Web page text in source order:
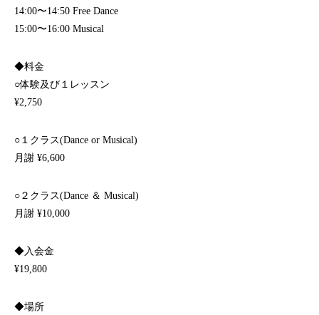
14:00〜14:50 Free Dance
15:00〜16:00 Musical
◆料金
○体験及び１レッスン
¥2,750
○１クラス(Dance or Musical)
月謝 ¥6,600
○２クラス(Dance ＆ Musical)
月謝 ¥10,000
◆入会金
¥19,800
◆場所